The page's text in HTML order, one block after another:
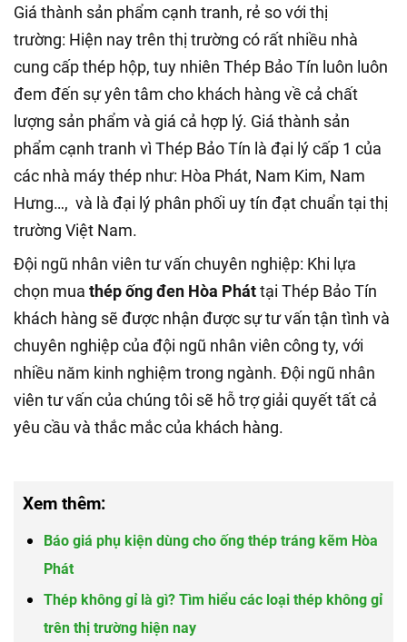
Giá thành sản phẩm cạnh tranh, rẻ so với thị
trường: Hiện nay trên thị trường có rất nhiều nhà
cung cấp thép hộp, tuy nhiên Thép Bảo Tín luôn luôn
đem đến sự yên tâm cho khách hàng về cả chất
lượng sản phẩm và giá cả hợp lý. Giá thành sản
phẩm cạnh tranh vì Thép Bảo Tín là đại lý cấp 1 của
các nhà máy thép như: Hòa Phát, Nam Kim, Nam
Hưng…, và là đại lý phân phối uy tín đạt chuẩn tại thị
trường Việt Nam.
Đội ngũ nhân viên tư vấn chuyên nghiệp: Khi lựa
chọn mua thép ống đen Hòa Pháttại Thép Bảo Tín
khách hàng sẽ được nhận được sự tư vấn tận tình và
chuyên nghiệp của đội ngũ nhân viên công ty, với
nhiều năm kinh nghiệm trong ngành. Đội ngũ nhân
viên tư vấn của chúng tôi sẽ hỗ trợ giải quyết tất cả
yêu cầu và thắc mắc của khách hàng.
Xem thêm:
Báo giá phụ kiện dùng cho ống thép tráng kẽm Hòa
Phát
Thép không gỉ là gì? Tìm hiểu các loại thép không gỉ
trên thị trường hiện nay